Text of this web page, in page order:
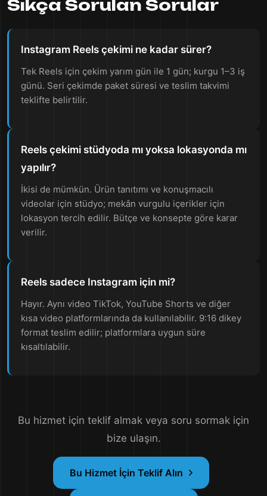
Sıkça Sorulan Sorular
Instagram Reels çekimi ne kadar sürer?
Tek Reels için çekim yarım gün ile 1 gün; kurgu 1–3 iş
günü. Seri çekimde paket süresi ve teslim takvimi
teklifte belirtilir.
Reels çekimi stüdyoda mı yoksa lokasyonda mı
yapılır?
İkisi de mümkün. Ürün tanıtımı ve konuşmacılı
videolar için stüdyo; mekân vurgulu içerikler için
lokasyon tercih edilir. Bütçe ve konsepte göre karar
verilir.
Reels sadece Instagram için mi?
Hayır. Aynı video TikTok, YouTube Shorts ve diğer
kısa video platformlarında da kullanılabilir. 9:16 dikey
format teslim edilir; platformlara uygun süre
kısaltılabilir.
Bu hizmet için teklif almak veya soru sormak için
bize ulaşın.
Bu Hizmet İçin Teklif Alın